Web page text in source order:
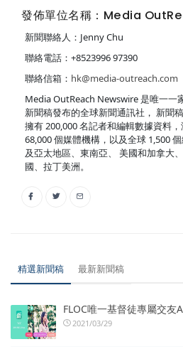
發佈單位名稱：Media
新聞聯絡人：Jenny Chu
聯絡電話：+8523996 97390
聯絡信箱： hk@media-outreach.com
Media OutReach Newswire 是唯一一
新聞稿發布的全球新聞通訊社， 新聞
擁有 200,000 名記者和編輯數據資料，
68,000 個媒體機構，以及全球 1,500
及亞太地區、東南亞、 美國和加拿大
國、拉丁美洲。
精選新聞稿 最新新聞稿
FLOC唯一基督徒專屬交友
2021/03/29